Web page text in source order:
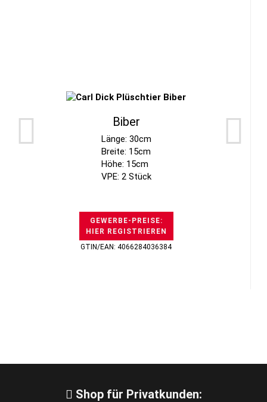
Biber
Länge: 30cm
Breite: 15cm
Höhe: 15cm
VPE: 2 Stück
GEWERBE-PREISE:
HIER REGISTRIEREN
GTIN/EAN: 4066284036384
Shop für Privatkunden: